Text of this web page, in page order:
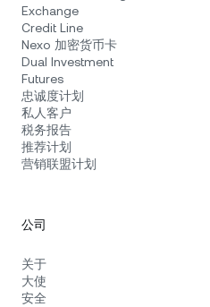
Exchange
Credit Line
Nexo 加密货币卡
Dual Investment
Futures
忠诚度计划
私人客户
税务报告
推荐计划
营销联盟计划
公司
关于
大使
安全